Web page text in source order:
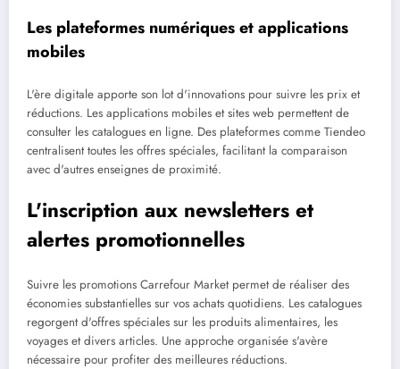
Les plateformes numériques et applications
mobiles
L'ère digitale apporte son lot d'innovations pour suivre les prix et
réductions. Les applications mobiles et sites web permettent de
consulter les catalogues en ligne. Des plateformes comme Tiendeo
centralisent toutes les offres spéciales, facilitant la comparaison
avec d'autres enseignes de proximité.
L'inscription aux newsletters et
alertes promotionnelles
Suivre les promotions Carrefour Market permet de réaliser des
économies substantielles sur vos achats quotidiens. Les catalogues
regorgent d'offres spéciales sur les produits alimentaires, les
voyages et divers articles. Une approche organisée s'avère
nécessaire pour profiter des meilleures réductions.